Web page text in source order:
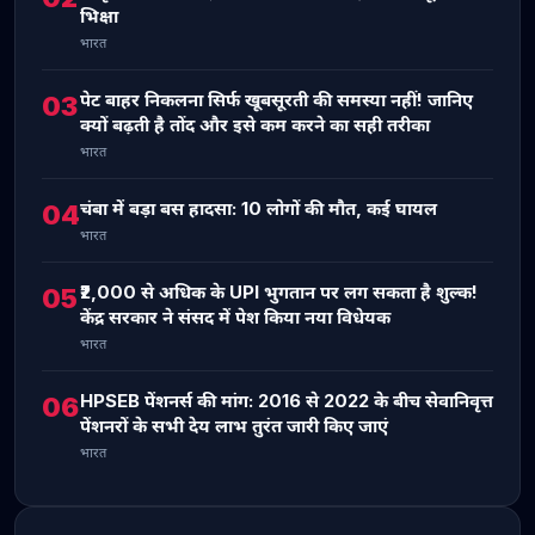
भिक्षा
भारत
03पेट बाहर निकलना सिर्फ खूबसूरती की समस्या नहीं! जानिए
क्यों बढ़ती है तोंद और इसे कम करने का सही तरीका
भारत
04चंबा में बड़ा बस हादसा: 10 लोगों की मौत, कई घायल
भारत
05₹2,000 से अधिक के UPI भुगतान पर लग सकता है शुल्क!
केंद्र सरकार ने संसद में पेश किया नया विधेयक
भारत
06HPSEB पेंशनर्स की मांग: 2016 से 2022 के बीच सेवानिवृत्त
पेंशनरों के सभी देय लाभ तुरंत जारी किए जाएं
भारत